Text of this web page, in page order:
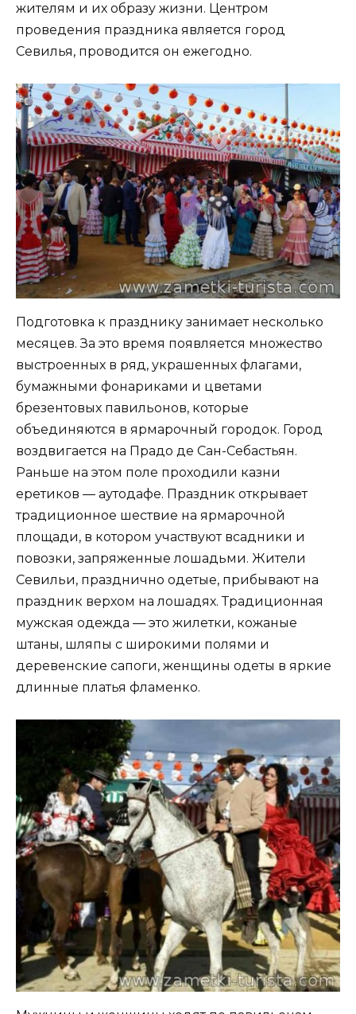
жителям и их образу жизни. Центром
проведения праздника является город
Севилья, проводится он ежегодно.
Подготовка к празднику занимает несколько
месяцев. За это время появляется множество
выстроенных в ряд, украшенных флагами,
бумажными фонариками и цветами
брезентовых павильонов, которые
объединяются в ярмарочный городок. Город
воздвигается на Прадо де Сан-Себастьян.
Раньше на этом поле проходили казни
еретиков — аутодафе. Праздник открывает
традиционное шествие на ярмарочной
площади, в котором участвуют всадники и
повозки, запряженные лошадьми. Жители
Севильи, празднично одетые, прибывают на
праздник верхом на лошадях. Традиционная
мужская одежда — это жилетки, кожаные
штаны, шляпы с широкими полями и
деревенские сапоги, женщины одеты в яркие
длинные платья фламенко.